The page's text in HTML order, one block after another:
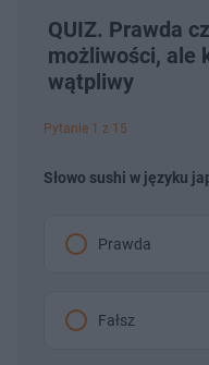
QUIZ. Prawda
możliwości, ale
wątpliwy
Pytanie 1 z 15
Słowo sushi w języku
Prawda
Fałsz